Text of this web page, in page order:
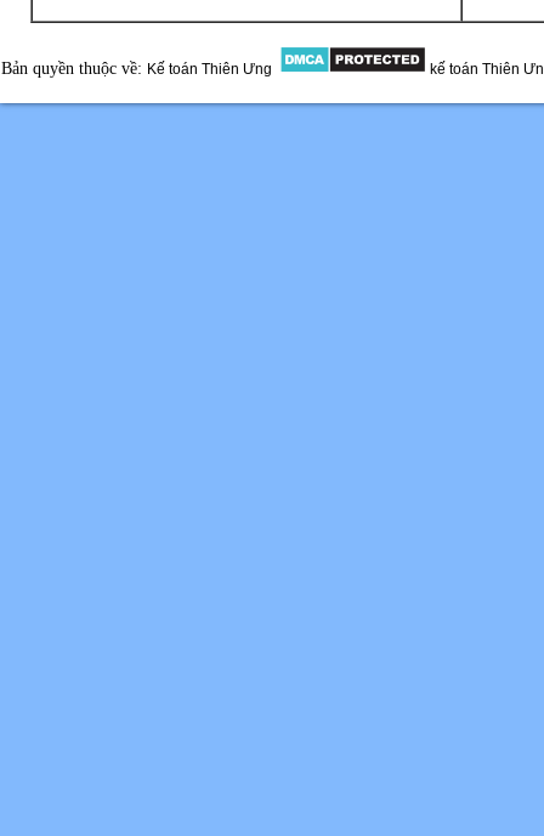
Bản quyền thuộc về: Kế toán Thiên Ưng kế toán Thiên